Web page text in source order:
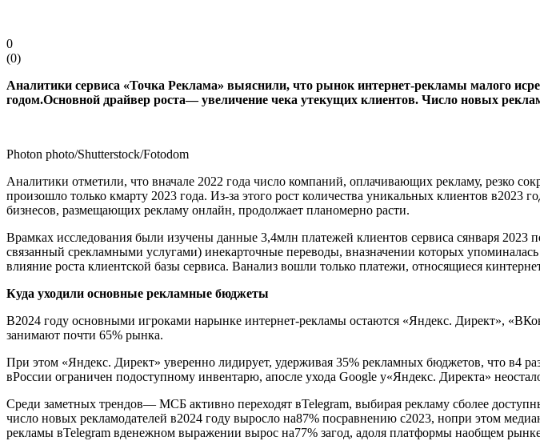
0
(0)
Аналитики сервиса «Точка Реклама» выяснили, что рынокинтернет-рекламы малого
годом.Основной драйвер роста— увеличение чека утекущих клиентов. Число новых
Photon photo/Shutterstock/Fotodom
Аналитики отметили, что вначале 2022 года число компаний, оплачивающих рекламу, резко
произошло только кмарту 2023 года. Из-за этого рост количества уникальных клиентов
бизнесов, размещающих рекламу онлайн, продолжает планомерно расти.
Врамках исследования были изучены данные 3,4млн платежей клиентов сервиса сянваря
связанный срекламными услугами) инекарточные переводы, вназначении которых
влияние роста клиентской базы сервиса. Ванализ вошли только платежи, относящиеся
Куда уходили основные рекламные бюджеты
В2024 году основными игроками нарынке интернет-рекламы остаются «Яндекс. Директ»,
занимают почти 65% рынка.
При этом «Яндекс. Директ» уверенно лидирует, удерживая 35% рекламных бюджетов, что в4
вРоссии ограничен подоступному инвентарю, апосле ухода Google у«Яндекс. Директа»
Среди заметных трендов— МСБ активно переходят вTelegram, выбирая рекламу сболее
число новых рекламодателей в2024 году выросло на87% посравнению с2023, нопри этом
рекламы вTelegram вденежном выражении вырос на77% загод, адоля платформы наобщем